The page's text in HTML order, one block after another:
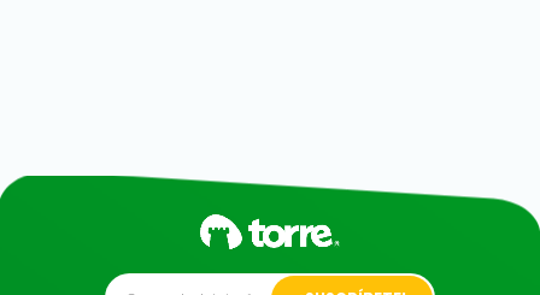
Alternative: